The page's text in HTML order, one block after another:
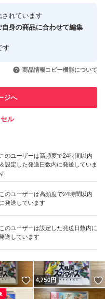
・安全なユーザーです
引を完了させた実績があります
の取引実績があります
このユーザーは高頻度で24時間以内
＆設定した発送日数内に発送していま
このユーザーは高頻度で24時間以内
に発送しています
このユーザーは設定した発送日数内に
送しています
されています
自身の商品に合わせて編集
す
商品情報コピー機能について
ジへ
ル
いいね！
4,830
いいね！
4,750円